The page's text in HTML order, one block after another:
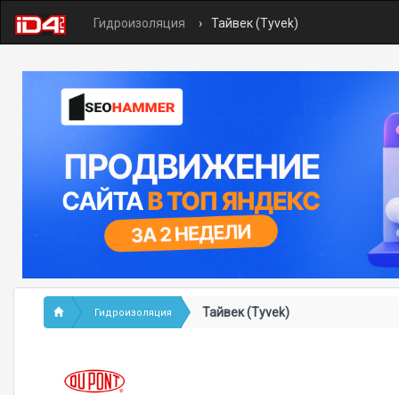
Гидроизоляция Тайвек (Tyvek)
Гидроизоляция Тайвек (Tyvek)